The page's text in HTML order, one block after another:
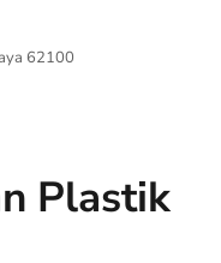
62100
Plastik